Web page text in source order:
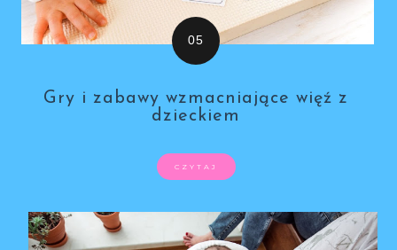
Gry i zabawy wzmacniające więź z
dzieckiem
CZYTAJ